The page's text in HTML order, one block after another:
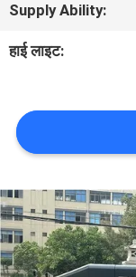
PRIVACY
POLICY
Supply Ability:
हाई लाइट: